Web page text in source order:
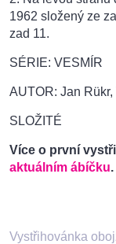
1962 složený ze
zad 11.
SÉRIE: VESMÍR
AUTOR: Jan
SLOŽITÉ
Více o první
aktuálním ábíčku.
Vystřihovánka